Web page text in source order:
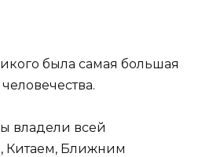
была самая большая
владели всей
Китаем, Ближним